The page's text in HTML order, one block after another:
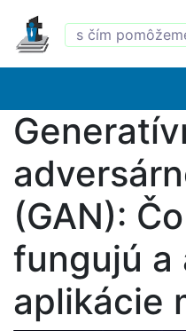
(GAN):
fungujú a
aplikácie